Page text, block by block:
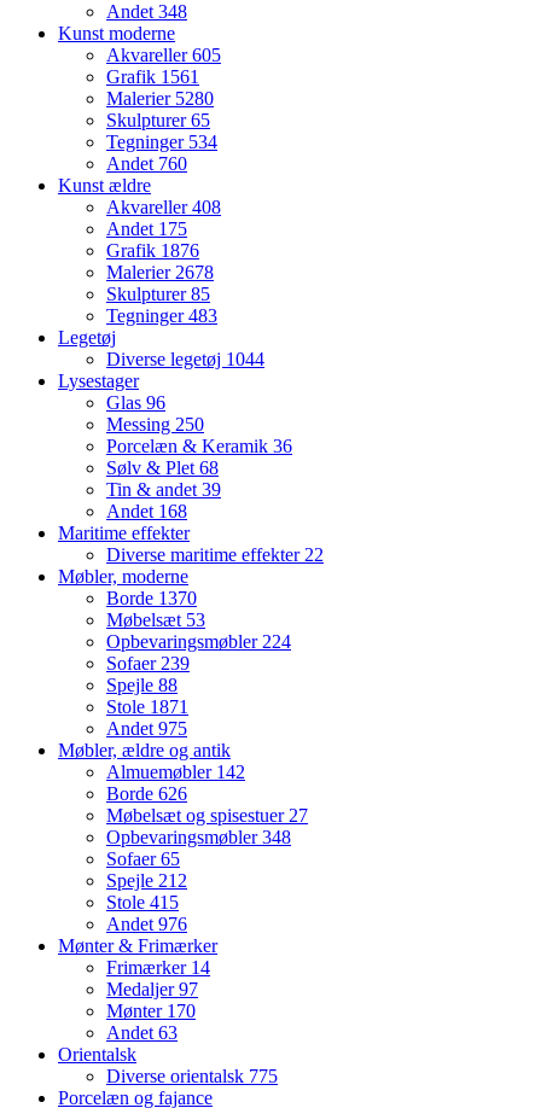
Andet 348
Kunst moderne
Akvareller605
Grafik 1561
Malerier 5280
Skulpturer65
Tegninger 534
Andet 760
Kunst ældre
Akvareller408
Andet 175
Grafik 1876
Malerier 2678
Skulpturer85
Tegninger483
Legetøj
Diverse legetøj 1044
Lysestager
Glas 96
Messing 250
Porcelæn & Keramik 36
Sølv & Plet 68
Tin & andet 39
Andet 168
Maritime effekter
Diverse maritime effekter 22
Møbler, moderne
Borde 1370
Møbelsæt 53
Opbevaringsmøbler 224
Sofaer 239
Spejle 88
Stole 1871
Andet 975
Møbler, ældre og antik
Almuemøbler 142
Borde 626
Møbelsæt og spisestuer 27
Opbevaringsmøbler348
Sofaer65
Spejle 212
Stole 415
Andet 976
Mønter & Frimærker
Frimærker 14
Medaljer97
Mønter 170
Andet 63
Orientalsk
Diverse orientalsk 775
Porcelæn og fajance